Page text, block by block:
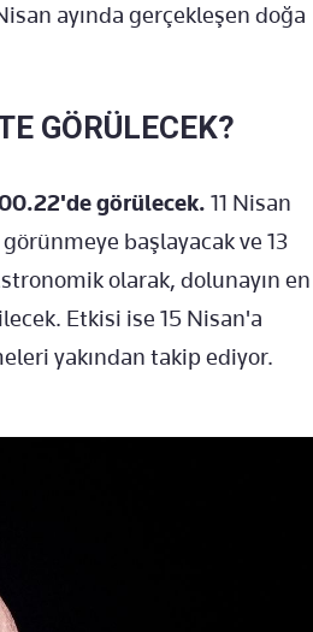
ayında gerçekleşen doğa
GÖRÜLECEK?
00.22'de görülecek. 11 Nisan
başlayacak ve 13
olarak, dolunayın en
Etkisi ise 15 Nisan'a
yakından takip ediyor.